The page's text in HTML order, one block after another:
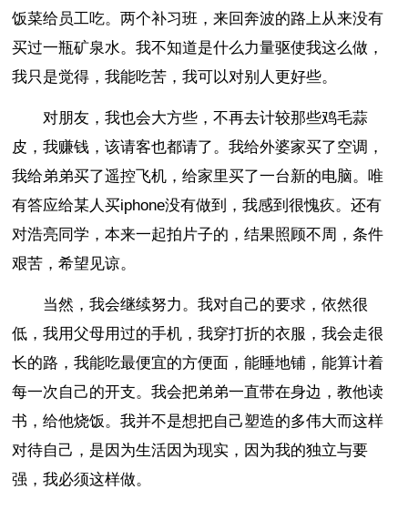
饭菜给员工吃。两个补习班，来回奔波的路上从来没有
买过一瓶矿泉水。我不知道是什么力量驱使我这么做，
我只是觉得，我能吃苦，我可以对别人更好些。
对朋友，我也会大方些，不再去计较那些鸡毛蒜
皮，我赚钱，该请客也都请了。我给外婆家买了空调，
我给弟弟买了遥控飞机，给家里买了一台新的电脑。唯
有答应给某人买iphone没有做到，我感到很愧疚。还有
对浩亮同学，本来一起拍片子的，结果照顾不周，条件
艰苦，希望见谅。
当然，我会继续努力。我对自己的要求，依然很
低，我用父母用过的手机，我穿打折的衣服，我会走很
长的路，我能吃最便宜的方便面，能睡地铺，能算计着
每一次自己的开支。我会把弟弟一直带在身边，教他读
书，给他烧饭。我并不是想把自己塑造的多伟大而这样
对待自己，是因为生活因为现实，因为我的独立与要
强，我必须这样做。